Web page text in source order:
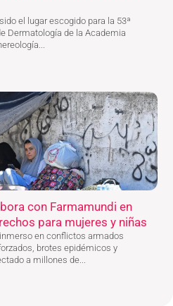
el lugar escogido para la 53ª
Dermatología de la Academia
con Farmamundi en
para mujeres y niñas
en conflictos armados
brotes epidémicos y
a millones de...